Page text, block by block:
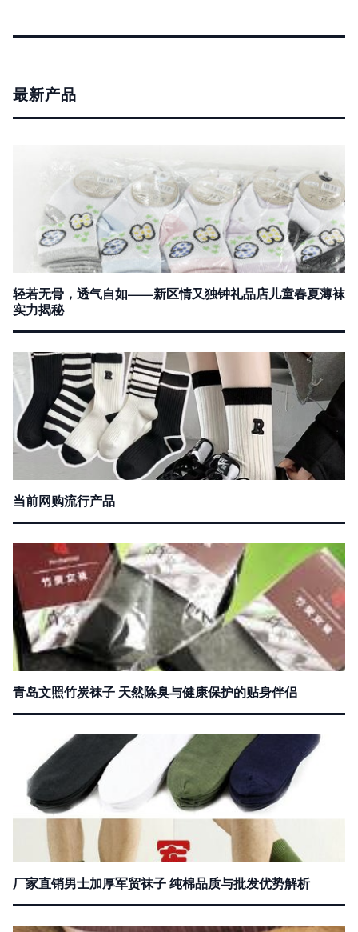
最新产品
轻若无骨，透气自如——新区情又独钟礼品店儿童春夏薄袜
实力揭秘
当前网购流行产品
青岛文照竹炭袜子 天然除臭与健康保护的贴身伴侣
厂家直销男士加厚军贸袜子 纯棉品质与批发优势解析